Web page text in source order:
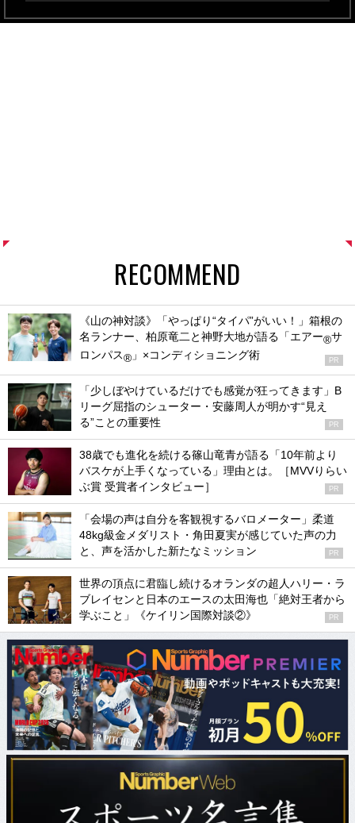
RECOMMEND
《山の神対談》「やっぱり“タイパ”がいい！」箱根の
名ランナー、柏原竜二と神野大地が語る「エアー®サ
ロンパス® 」×コンディショニング術 PR
「少しぼやけているだけでも感覚が狂ってきます」B
リーグ屈指のシューター・安藤周人が明かす“見え
る”ことの重要性
PR
38歳でも進化を続ける篠山竜青が語る「10年前より
バスケが上手くなっている」理由とは。［MVVりらい
ぶ賞 受賞者インタビュー］
PR
「会場の声は自分を客観視するバロメーター」柔道
48kg級金メダリスト・角田夏実が感じていた声の力
と、声を活かした新たなミッション
PR
世界の頂点に君臨し続けるオランダの超人ハリー・ラ
ブレイセンと日本のエースの太田海也「絶対王者から
学ぶこと」《ケイリン国際対談②》
PR